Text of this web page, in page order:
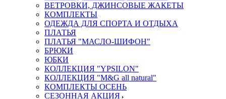
ВЕТРОВКИ, ДЖИНСОВЫЕ ЖАКЕТЫ
КОМПЛЕКТЫ
ОДЕЖДА ДЛЯ СПОРТА И ОТДЫХА
ПЛАТЬЯ
ПЛАТЬЯ "МАСЛО-ШИФОН"
БРЮКИ
ЮБКИ
КОЛЛЕКЦИЯ "YPSILON"
КОЛЛЕКЦИЯ "M&G all natural"
КОМПЛЕКТЫ ОСЕНЬ
СЕЗОННАЯ АКЦИЯ